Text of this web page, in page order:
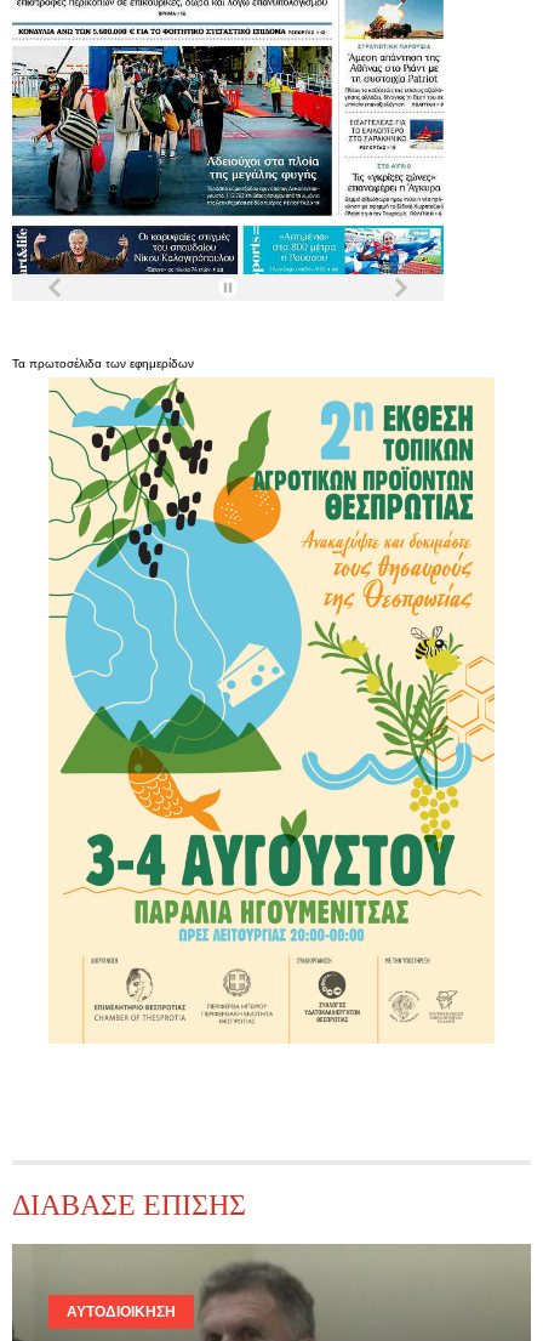
Τα πρωτοσέλιδα των εφημερίδων
ΔΙΑΒΑΣΕ ΕΠΙΣΗΣ
ΑΥΤΟΔΙΟΊΚΗΣΗ